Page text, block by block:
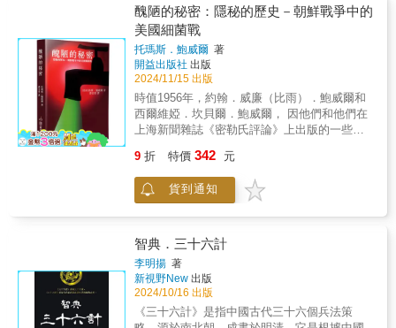
府內部的各種紛爭和爭議。邱吉爾坦率地描述
了戰爭的殘酷，揭示出戰爭對決策者的心理壓
力和政治責任的巨大負荷。他對政府內部不同
意見的分析，為讀者提供了一個了解大戰背後
複雜決策過程的視角。【歷史的教訓與反思】
邱吉爾強調德國在戰爭中犯下的重大錯誤──包
括無限制潛艇戰與對中立國的侵略行為──最終
導致了其失敗。他認為戰爭揭示了人類政治錯
誤的代價，也顯示出強權在道德上承受的風
險。這些反思不僅是對當時局勢的洞見，更是
將臨，邱吉爾親歷的帝國紛爭》下冊，重新詮
釋後以更清晰的歷史視角呈現。全書聚焦於一
戰期間英國海軍和陸軍的策略，包括海上封
紛爭。邱吉爾以其親身經歷與第一手資料，剖
析了從戰爭僵局到最終勝利的轉折點，使讀者
更能夠掌握戰爭全貌。
富，為73年來走過政工幹校、政戰學校和國防
大學政戰學院的歷史軌跡，增添無數壯麗色彩
或高光亮點。〡本書特色〡．歷史的反思︰政
工改制或創設政校，在歷經70餘年的現實考驗
後，吾人若從《兩蔣日記》，或「反者道之
動」中，去深思體察、破除迷障，自可徹悟其
間體用、剛柔、虛實的關係，及其裨益於建軍
備戰的根本之道。．法政的信念︰在軍隊的社
復興崗子弟而言，不論是在朝或在野，其所信
守的法政觀與踐行之道無他，總在存誠務實，
不慕虛華，問責於己，不負使命。．美學的薰
學科系，這無疑是要學子們從「審美」上紮
根，從「人性」中探索，從「智慧」裡立足，
己立立人，己達達人。復興崗人的壯采和弦，
乃是從淬煉與內省、沉潛與拓拔之中，展現其
時代光華及卓然成就。【專文推薦】許歷農上
將（曾任國防部總政戰部主任、行政院退輔會
段有關孫立人在臺灣第四軍官訓練班（1947.10
～1950.09）中有關「仁安羌戰役」的談話：
一、記得我們在緬甸作戰時，那裡的天氣，非
常的熱，皮膚上常常曬的起泡，同時我們又是
在一個原始森林中向前進攻，有十幾天還找不
到水源，官兵都在熱與渴的困難下苦鬥著。那
天，團長報告我，士兵實在渴極了，一滴水都
沒有了，無法再行忍耐。當時我詳細的研究地
圖，發現我們陣地的前面不遠，地圖上載有一
道沙河，我想，有了沙河就一定有方法取水，
擊，前面就有一道河，河裡有水。土兵聞訊，
大家奮勇進攻，很快的就攻到了河邊，果然發
現了水，而我們進攻的任務也告達成。二、還
人歡迎，就因為我軍在仁安羌之役曾以不滿一
千之兵，擊敗十倍於我之敵，而解英軍八千之
圍，致使英國官兵個個都豎起大拇指高呼「中
國萬歲！」「蔣委員長萬歲！」更有許多軍官
在被解救之時，壓制不住感激的熱情，抱著我
醜陋的秘密：隱秘的歷史－朝鮮戰爭中的
美國細菌戰
托瑪斯．鮑威爾 著
開益出版社 出版
2024/11/15 出版
時值1956年，約翰．威廉（比雨）．鮑威爾和
西爾維婭．坎貝爾．鮑威爾， 因他們和他們在
上海新聞雜誌《密勒氏評論》上出版的一些文
威爾曾經報導過美國政府參與了在北韓和中國
一場頂級秘密細菌戰的活動而令世人感到震驚
的消息。在1980年，比爾．鮑威爾是第一個揭
者，也同時披露了被美國轉手並全盤接收了日
本這一秘密生化武器的專案。在這本書中，湯
姆．鮑威爾接手他父親的揭秘工作，從而全面
檢討了對朝鮮戰爭BW的指控，並深刻揭穿了政
府的謊言，同時揭秘了這是被長期掩飾的戰爭
暴行。好評推薦：「美國在朝鮮戰爭中使用細
9 折 特價 342 元
貨到通知
智典．三十六計
李明揚 著
新視野New 出版
2024/10/16 出版
《三十六計》是指中國古代三十六個兵法策